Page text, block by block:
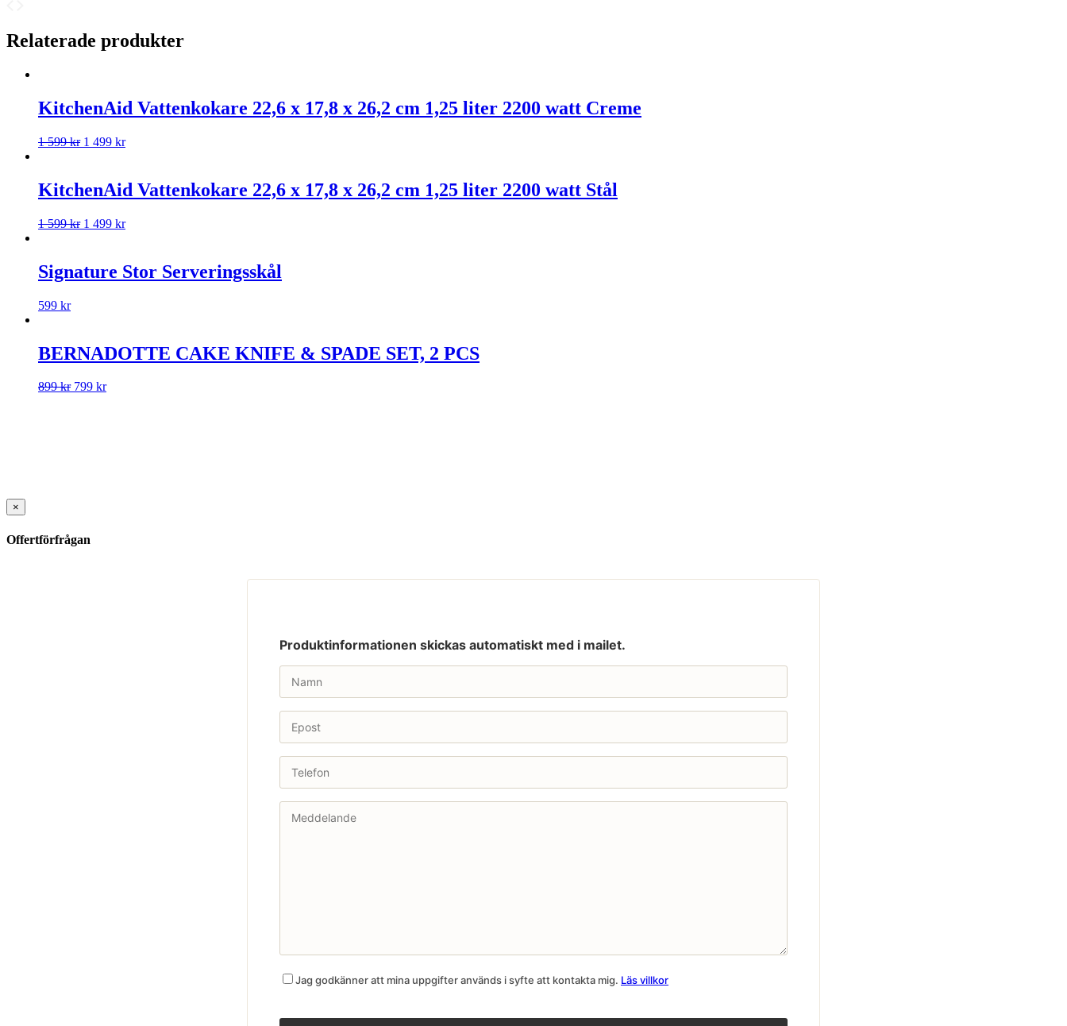
Relaterade produkter
KitchenAid Vattenkokare 22,6 x 17,8 x 26,2 cm 1,25 liter 2200 watt Creme
1 599kr 1 499 kr
KitchenAid Vattenkokare 22,6 x 17,8 x 26,2 cm 1,25 liter 2200 watt Stål
1 599kr 1 499 kr
Signature Stor Serveringsskål
599 kr
BERNADOTTE CAKE KNIFE & SPADE SET, 2 PCS
899kr 799 kr
×
Offertförfrågan
Produktinformationen skickas automatiskt med i mailet.
Jag godkänner att mina uppgifter används i syfte att kontakta mig. Läs villkor